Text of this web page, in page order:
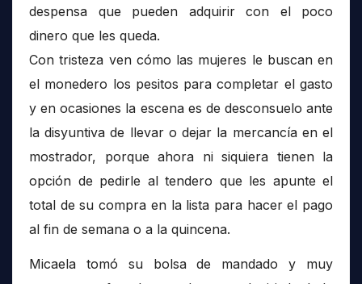
despensa que pueden adquirir con el poco
dinero que les queda.
Con tristeza ven cómo las mujeres le buscan en
el monedero los pesitos para completar el gasto
y en ocasiones la escena es de desconsuelo ante
la disyuntiva de llevar o dejar la mercancía en el
mostrador, porque ahora ni siquiera tienen la
opción de pedirle al tendero que les apunte el
total de su compra en la lista para hacer el pago
al fin de semana o a la quincena.
Micaela tomó su bolsa de mandado y muy